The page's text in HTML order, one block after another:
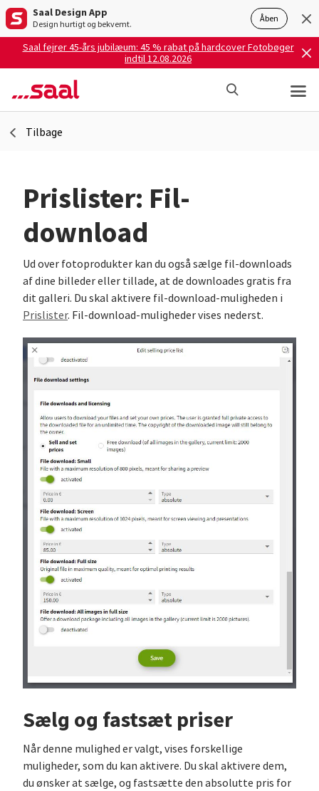
Saal Design App
Design hurtigt og bekvemt. Åben
Saal fejrer 45-års jubilæum: 45 % rabat på hardcover Fotobøger
indtil 12.08.2026
Tilbage
Prislister: Fil-
download
Ud over fotoprodukter kan du også sælge fil-downloads
af dine billeder eller tillade, at de downloades gratis fra
dit galleri. Du skal aktivere fil-download-muligheden i
Prislister. Fil-download-muligheder vises nederst.
Sælg og fastsæt priser
Når denne mulighed er valgt, vises forskellige
muligheder, som du kan aktivere. Du skal aktivere dem,
du ønsker at sælge, og fastsætte den absolutte pris for